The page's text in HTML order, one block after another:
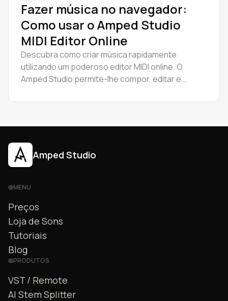
Fazer música no navegador:
Como usar o Amped Studio
MIDI Editor Online
Descubra como criar música rapidamente
utilizando um poderoso editor MIDI online. O
Amped Studio permite-lhe compor, editar e
Amped Studio
MENU
Preços
Loja de Sons
Tutoriais
Blog
PRODUTOS
VST / Remote
AI Stem Splitter